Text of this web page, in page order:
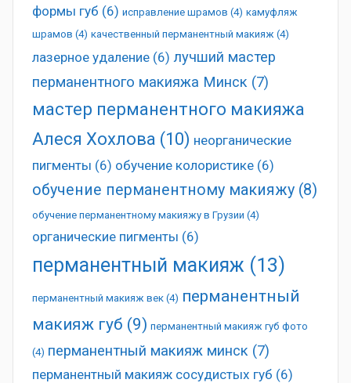
формы губ (6) исправление шрамов (4) камуфляж
шрамов (4) качественный перманентный макияж (4)
лазерное удаление (6) лучший мастер
перманентного макияжа Минск (7)
мастер перманентного макияжа
Алеся Хохлова (10) неорганические
пигменты (6) обучение колористике (6)
обучение перманентному макияжу (8)
обучение перманентному макияжу в Грузии (4)
органические пигменты (6)
перманентный макияж (13)
перманентный макияж век (4) перманентный
макияж губ (9) перманентный макияж губ фото
(4) перманентный макияж минск (7)
перманентный макияж сосудистых губ (6)